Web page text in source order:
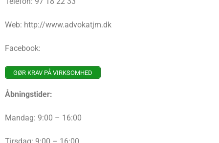
Web: http://www.advokatjm.dk
Facebook:
GØR KRAV PÅ VIRKSOMHED
Åbningstider:
Mandag: 9:00 – 16:00